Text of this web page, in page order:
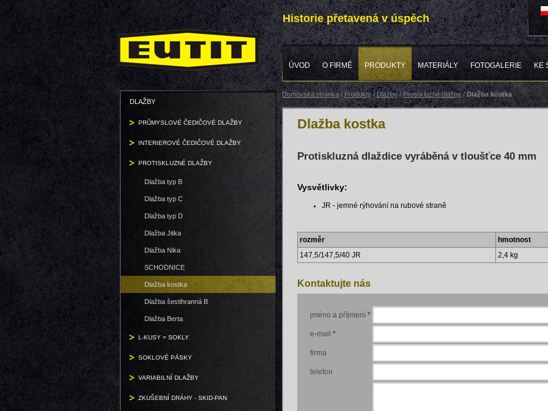
Historie přetavená v úspěch
ÚVOD O FIRMĚ PRODUKTY MATERIÁLY FOTOGALERIE KE
Domovská stránka/Produkty/Dlažby/Protiskluzné dlažby/Dlažba kostka
Dlažba kostka
Protiskluzná dlaždice vyráběná v tloušťce 40 mm
Vysvětlivky:
JR - jemné rýhování na rubové straně
rozměr hmotnost
147,5/147,5/40 JR 2,4 kg
Kontaktujte nás
jméno a příjmení *
e-mail *
firma
telefon
DLAŽBY
PRŮMYSLOVÉ ČEDIČOVÉ DLAŽBY
INTERIEROVÉ ČEDIČOVÉ DLAŽBY
PROTISKLUZNÉ DLAŽBY
Dlažba typ B
Dlažba typ C
Dlažba typ D
Dlažba Jitka
Dlažba Nika
SCHODNICE
Dlažba kostka
Dlažba šestihranná B
Dlažba Berta
L-KUSY = SOKLY
SOKLOVÉ PÁSKY
VARIABILNÍ DLAŽBY
ZKUŠEBNÍ DRÁHY - SKID-PAN